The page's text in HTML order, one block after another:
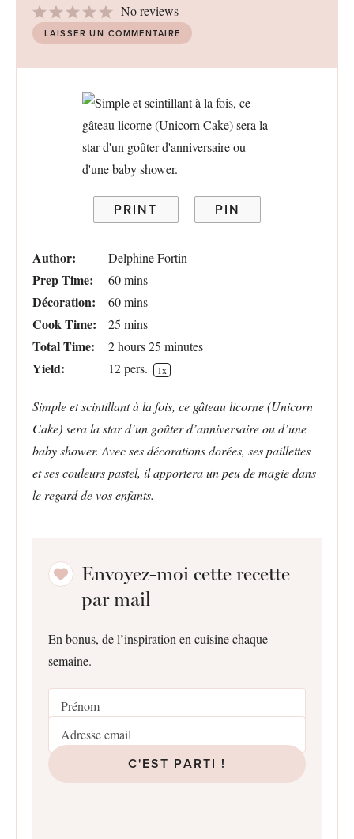
Stars
4
Stars
3
Stars
2
Stars
1
Star
No reviews
LAISSER UN COMMENTAIRE
PRINT PIN
Author: Delphine Fortin
Prep Time: 60 mins
Décoration: 60 mins
Cook Time: 25 mins
Total Time: 2 hours 25 minutes
Yield: 12pers. 1x
Simple et scintillant à la fois, ce gâteau licorne (Unicorn
Cake) sera la star d’un goûter d’anniversaire ou d’une
baby shower. Avec ses décorations dorées, ses paillettes
et ses couleurs pastel, il apportera un peu de magie dans
le regard de vos enfants.
Envoyez-moi cette recette
par mail
En bonus, de l’inspiration en cuisine chaque
semaine.
C'EST PARTI !